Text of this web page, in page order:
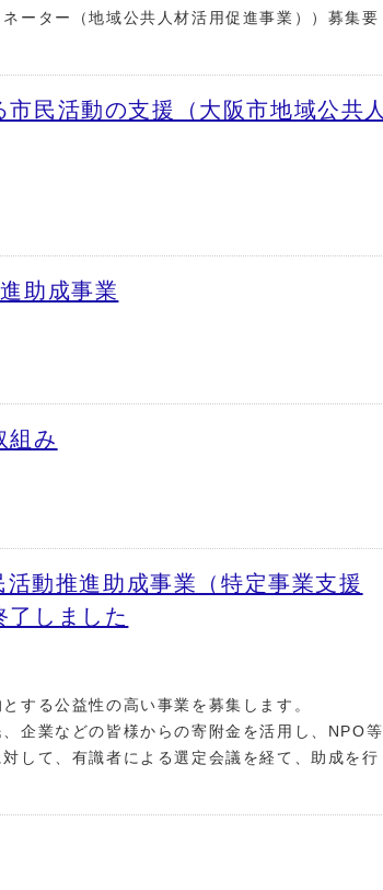
ーター（地域公共人材活用促進事業））募集要
民活動の支援（大阪市地域公共人
助成事業
組み
動推進助成事業（特定事業支援
しました
する公益性の高い事業を募集します。
企業などの皆様からの寄附金を活用し、NPO等
して、有識者による選定会議を経て、助成を行